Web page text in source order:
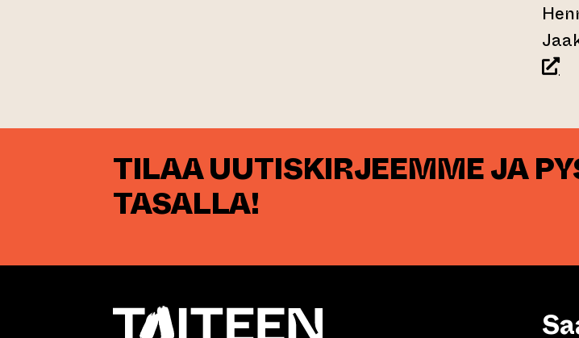
TILAA UUTISKIRJEEMME JA
TASALLA!